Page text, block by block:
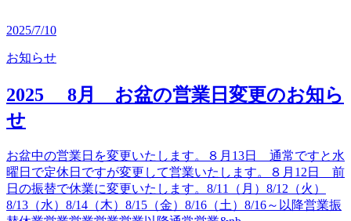
2025/7/10
お知らせ
2025 8月 お盆の営業日変更のお知ら
せ
お盆中の営業日を変更いたします。８月13日 通常ですと水
曜日で定休日ですが変更して営業いたします。８月12日 前
日の振替で休業に変更いたします。8/11（月）8/12（火）
8/13（水）8/14（木）8/15（金）8/16（土）8/16～以降営業振